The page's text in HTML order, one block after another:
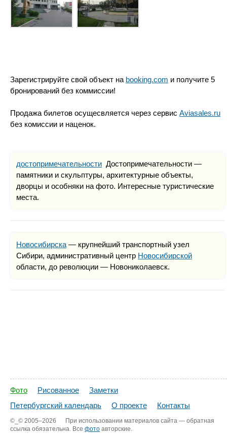
Зарегистрируйте свой объект на booking.com и получите 5
бронирований без коммиссии!
Продажа билетов осущесвляется через сервис Aviasales.ru
без комиссии и наценок.
достопримечательности Достопримечательности —
памятники и скульптуры, архитектурные объекты,
дворцы и особняки на фото. Интересные туристические
места.
Новосибирска— крупнейший транспортный узел
Сибири, административный центр Новосибирской
области, до революции — Новониколаевск.
Фото Рисованное
Заметки
Петербургский календарь
О проекте Контакты
©_© 2005–2026
При использовании материалов сайта — обратная
ссылка обязательна. Все фото авторские.